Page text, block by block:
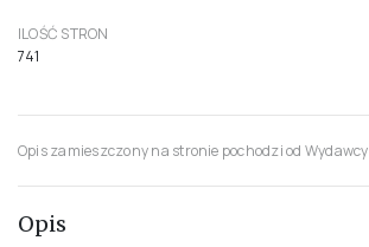
ILOŚĆ STRON
741
Opis zamieszczony na stronie pochodzi od Wydawcy
Opis